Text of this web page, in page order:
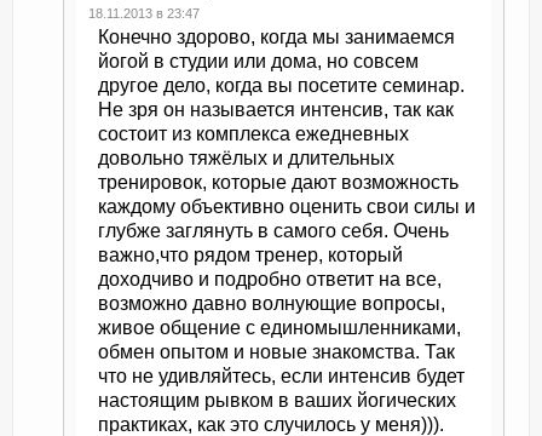
18.11.2013 в 23:47
Конечно здорово, когда мы занимаемся
йогой в студии или дома, но совсем
другое дело, когда вы посетите семинар.
Не зря он называется интенсив, так как
состоит из комплекса ежедневных
довольно тяжёлых и длительных
тренировок, которые дают возможность
каждому объективно оценить свои силы и
глубже заглянуть в самого себя. Очень
важно,что рядом тренер, который
доходчиво и подробно ответит на все,
возможно давно волнующие вопросы,
живое общение с единомышленниками,
обмен опытом и новые знакомства. Так
что не удивляйтесь, если интенсив будет
настоящим рывком в ваших йогических
практиках, как это случилось у меня))).